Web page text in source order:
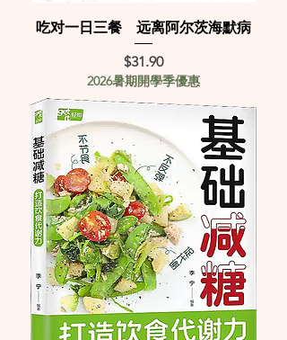
吃对一日三餐 远离阿尔茨海默病
Price
$31.90
2026暑期開學季優惠